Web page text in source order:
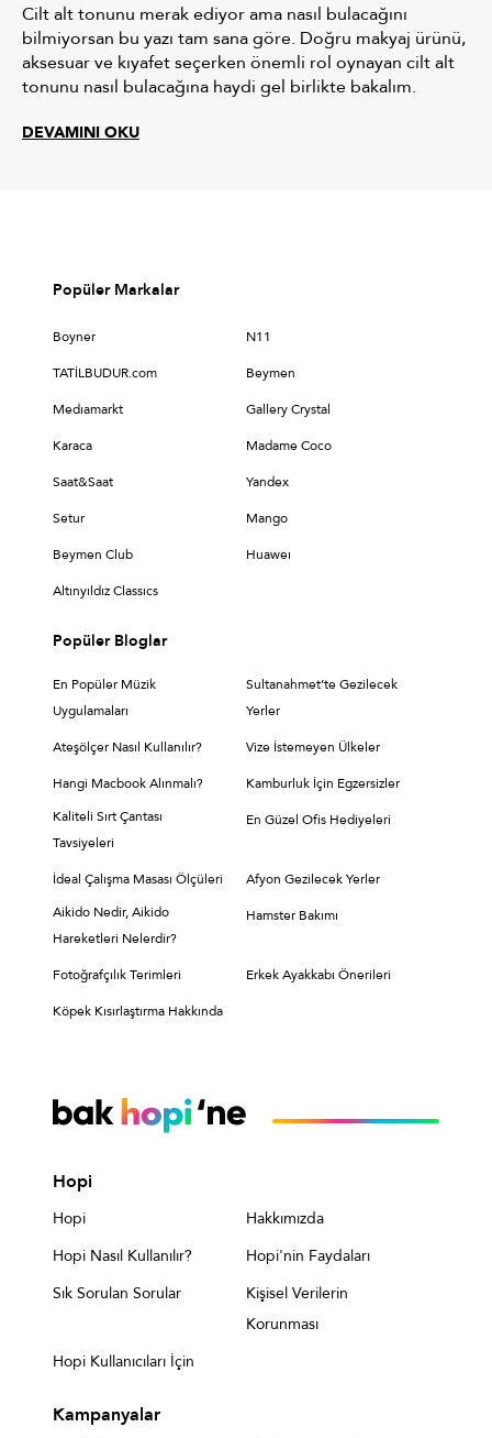
Cilt alt tonunu merak ediyor ama nasıl bulacağını
bilmiyorsan bu yazı tam sana göre. Doğru makyaj ürünü,
aksesuar ve kıyafet seçerken önemli rol oynayan cilt alt
tonunu nasıl bulacağına haydi gel birlikte bakalım.
DEVAMINI OKU
Popüler Markalar
Boyner N11
TATİLBUDUR.com Beymen
Medıamarkt Gallery Crystal
Karaca Madame Coco
Saat&Saat Yandex
Setur Mango
Beymen Club Huaweı
Altınyıldız Classıcs
Popüler Bloglar
En Popüler Müzik
Uygulamaları
Sultanahmet’te Gezilecek
Yerler
Ateşölçer Nasıl Kullanılır? Vize İstemeyen Ülkeler
Hangi Macbook Alınmalı?
Kamburluk İçin Egzersizler
Kaliteli Sırt Çantası
Tavsiyeleri
En Güzel Ofis Hediyeleri
İdeal Çalışma Masası Ölçüleri
Afyon Gezilecek Yerler
Aikido Nedir, Aikido
Hareketleri Nelerdir?
Hamster Bakımı
Fotoğrafçılık Terimleri Erkek Ayakkabı Önerileri
Köpek Kısırlaştırma Hakkında
Hopi
Hopi
Hakkımızda
Hopi Nasıl Kullanılır?
Hopi'nin Faydaları
Sık Sorulan Sorular
Kişisel Verilerin
Korunması
Hopi Kullanıcıları İçin
Kampanyalar